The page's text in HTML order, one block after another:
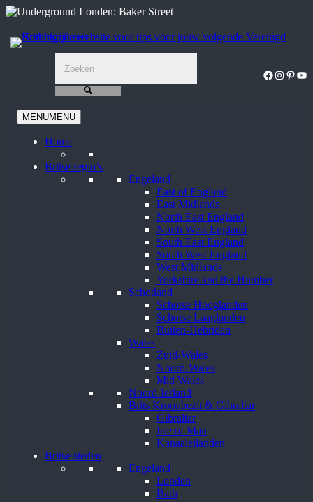
Ga
de
inhoud
Facebook
MENUMENU
Home
Britse regio’s
Engeland
East of England
East Midlands
North East England
North West England
South East England
South West England
West Midlands
Yorkshire and the Humber
Schotland
Schotse Hooglanden
Schotse Laaglanden
Buiten-Hebriden
Wales
Zuid-Wales
Noord-Wales
Mid Wales
Noord-Ierland
Brits Kroonbezit & Gibraltar
Gibraltar
Isle of Man
Kanaaleilanden
Britse steden
Engeland
Londen
Bath